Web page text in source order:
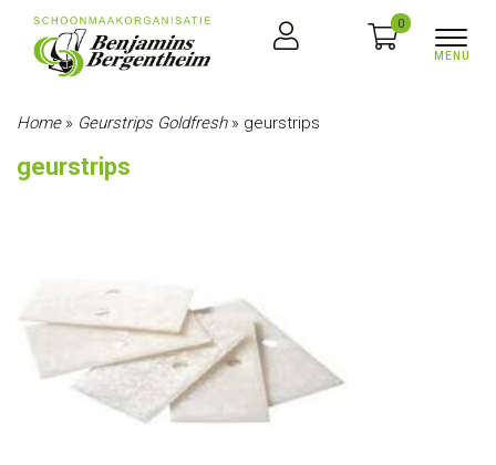
0
Home» Geurstrips Goldfresh» geurstrips
geurstrips